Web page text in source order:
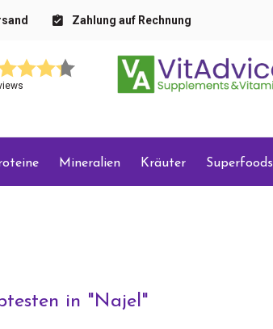
Zahlung auf Rechnung
Mineralien Kräuter Superfoods
in "Najel"